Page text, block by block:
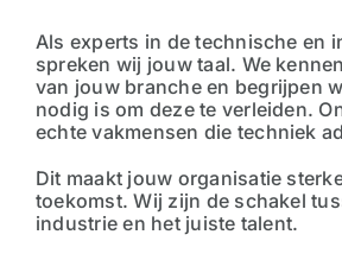
Als experts in de technische en
spreken wij jouw taal. We
van jouw branche en begrijpen
nodig is om deze te verleiden.
echte vakmensen die techniek
Dit maakt jouw organisatie
toekomst. Wij zijn de schakel
industrie en het juiste talent.